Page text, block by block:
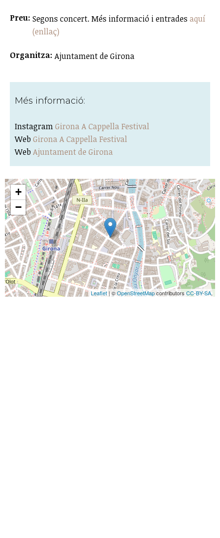
Preu: Segons concert. Més informació i entrades aquí
(enllaç)
Organitza: Ajuntament de Girona
Més informació:
InstagramGirona A Cappella Festival
Web Girona A Cappella Festival
Web Ajuntament de Girona
+
−
Leaflet| ©OpenStreetMapcontributors CC-BY-SA,